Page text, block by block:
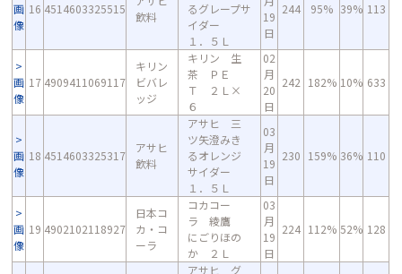
画
像
16 4514603325515
飲料
るグレープサ
イダー
１．５Ｌ
19
日
244 95% 39% 113
画
像
17 4909411069117
キリン
ビバレ
ッジ
キリン 生
茶 ＰＥ
Ｔ ２Ｌ×
６
02
月
20
日
242 182% 10% 633
画
像
18 4514603325317
アサヒ
飲料
アサヒ 三
ツ矢澄みき
るオレンジ
サイダー
１．５Ｌ
03
月
19
日
230 159% 36% 110
画
像
19 4902102118927
日本コ
カ・コ
ーラ
コカコー
ラ 綾鷹
にごりほの
か ２Ｌ
03
月
19
日
224 112% 52% 128
アサヒ グ